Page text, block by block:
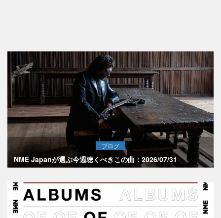
ブログ
NME Japanが選ぶ今週聴くべきこの曲：2026/07/31